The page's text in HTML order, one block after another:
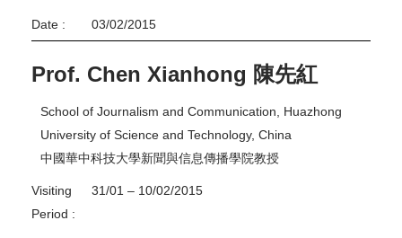
Date : 03/02/2015
Prof. Chen Xianhong 陳先紅
School of Journalism and Communication, Huazhong
University of Science and Technology, China
中國華中科技大學新聞與信息傳播學院教授
Visiting
Period :
31/01 – 10/02/2015